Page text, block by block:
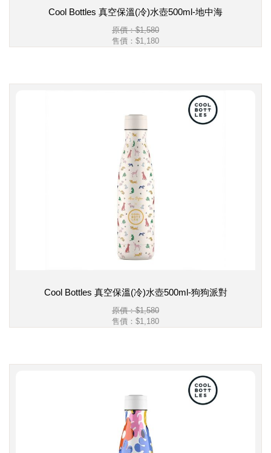
Cool Bottles 真空保溫(冷)水壺500ml-地中海
原價：$1,580
售價： $1,180
Cool Bottles 真空保溫(冷)水壺500ml-狗狗派對
原價：$1,580
售價： $1,180